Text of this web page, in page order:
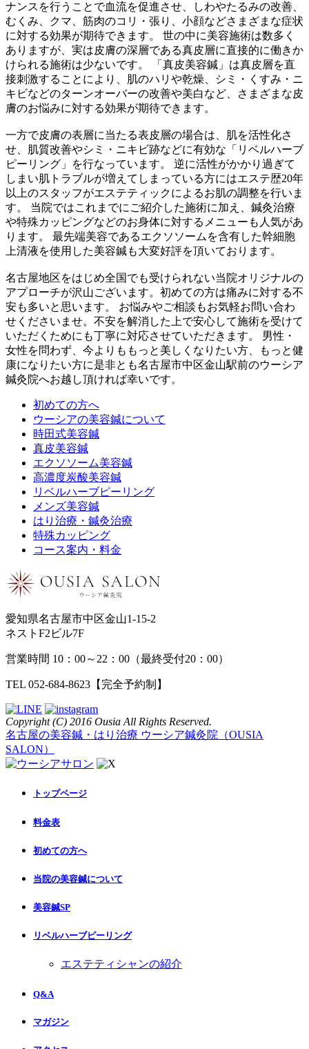
ナンスを行うことで血流を促進させ、しわやたるみの改善、
むくみ、クマ、筋肉のコリ・張り、小顔などさまざまな症状
に対する効果が期待できます。 世の中に美容施術は数多く
ありますが、実は皮膚の深層である真皮層に直接的に働きか
けられる施術は少ないです。 「真皮美容鍼」は真皮層を直
接刺激することにより、肌のハリや乾燥、シミ・くすみ・ニ
キビなどのターンオーバーの改善や美白など、さまざまな皮
膚のお悩みに対する効果が期待できます。
一方で皮膚の表層に当たる表皮層の場合は、肌を活性化さ
せ、肌質改善やシミ・ニキビ跡などに有効な「リベルハーブ
ピーリング」を行なっています。 逆に活性がかかり過ぎて
しまい肌トラブルが増えてしまっている方にはエステ歴20年
以上のスタッフがエステティックによるお肌の調整を行いま
す。 当院ではこれまでにご紹介した施術に加え、鍼灸治療
や特殊カッピングなどのお身体に対するメニューも人気があ
ります。 最先端美容であるエクソソームを含有した幹細胞
上清液を使用した美容鍼も大変好評を頂いております。
名古屋地区をはじめ全国でも受けられない当院オリジナルの
アプローチが沢山ございます。初めての方は痛みに対する不
安も多いと思います。 お悩みやご相談もお気軽お問い合わ
せくださいませ。不安を解消した上で安心して施術を受けて
いただくためにも丁寧に対応させていただきます。 男性・
女性を問わず、今よりももっと美しくなりたい方、もっと健
康になりたい方に是非とも名古屋市中区金山駅前のウーシア
鍼灸院へお越し頂ければ幸いです。
初めての方へ
ウーシアの美容鍼について
時田式美容鍼
真皮美容鍼
エクソソーム美容鍼
高濃度炭酸美容鍼
リベルハーブピーリング
メンズ美容鍼
はり治療・鍼灸治療
特殊カッピング
コース案内・料金
愛知県名古屋市中区金山1-15-2
ネストF2ビル7F
営業時間 10：00～22：00（最終受付20：00）
TEL 052-684-8623 【完全予約制】
Copyright (C) 2016 Ousia All Rights Reserved.
名古屋の美容鍼・はり治療 ウーシア鍼灸院（OUSIA
SALON）
トップページ
料金表
初めての方へ
当院の美容鍼について
美容鍼SP
リベルハーブピーリング
エステティシャンの紹介
Q&A
マガジン